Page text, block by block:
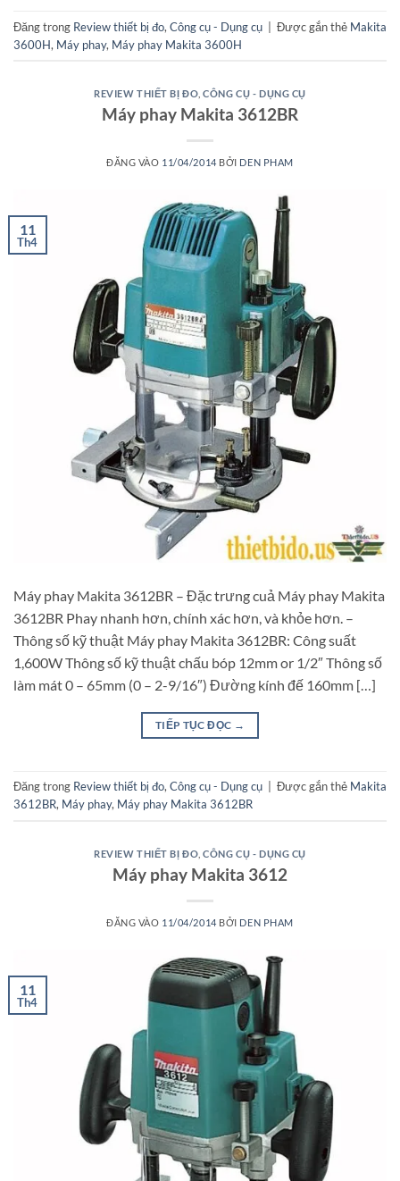
Đăng trong Review thiết bị đo, Công cụ - Dụng cụ Được gắn thẻ Makita
3600H, Máy phay, Máy phay Makita 3600H
REVIEW THIẾT BỊ ĐO ,CÔNG CỤ - DỤNG CỤ
Máy phay Makita 3612BR
ĐĂNG VÀO 11/04/2014 BỞI DEN PHAM
11
Th4
Máy phay Makita 3612BR – Đặc trưng cuả Máy phay Makita
3612BR Phay nhanh hơn, chính xác hơn, và khỏe hơn. –
Thông số kỹ thuật Máy phay Makita 3612BR: Công suất
1,600W Thông số kỹ thuật chấu bóp 12mm or 1/2″ Thông số
làm mát 0 – 65mm (0 – 2-9/16″) Đường kính đế 160mm […]
TIẾP TỤC ĐỌC →
Đăng trong Review thiết bị đo,Công cụ - Dụng cụ Được gắn thẻ Makita
3612BR, Máy phay, Máy phay Makita 3612BR
REVIEW THIẾT BỊ ĐO ,CÔNG CỤ - DỤNG CỤ
Máy phay Makita 3612
ĐĂNG VÀO 11/04/2014 BỞI DEN PHAM
11
Th4